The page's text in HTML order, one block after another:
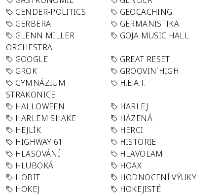
GENDER-POLITICS
GEOCACHING
GERBERA
GERMANISTIKA
GLENN MILLER
ORCHESTRA
GOJA MUSIC HALL
GOOGLE
GREAT RESET
GROK
GROOVIN´HIGH
GYMNÁZIUM
STRAKONICE
H.E.A.T.
HALLOWEEN
HARLEJ
HARLEM SHAKE
HÁZENÁ
HEJLÍK
HERCI
HIGHWAY 61
HISTORIE
HLASOVÁNÍ
HLAVOLAM
HLUBOKÁ
HOAX
HOBIT
HODNOCENÍ VÝUKY
HOKEJ
HOKEJISTÉ